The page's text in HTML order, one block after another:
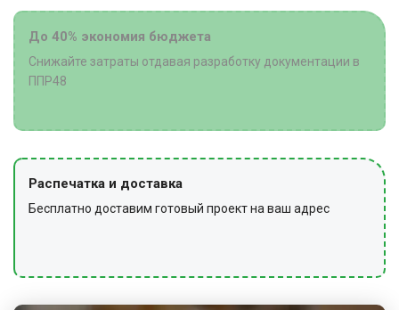
До 40% экономия бюджета
Снижайте затраты отдавая разработку документации в
ППР48
Распечатка и доставка
Бесплатно доставим готовый проект на ваш адрес